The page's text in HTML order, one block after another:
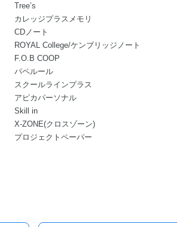
Tree’s
カレッジプラスメモリ
CDノート
ROYAL College/ケンブリッジノート
F.O.B COOP
パペルール
スクールラインプラス
アピカパーソナル
Skill in
X-ZONE(クロスゾーン)
プロジェクトペーパー